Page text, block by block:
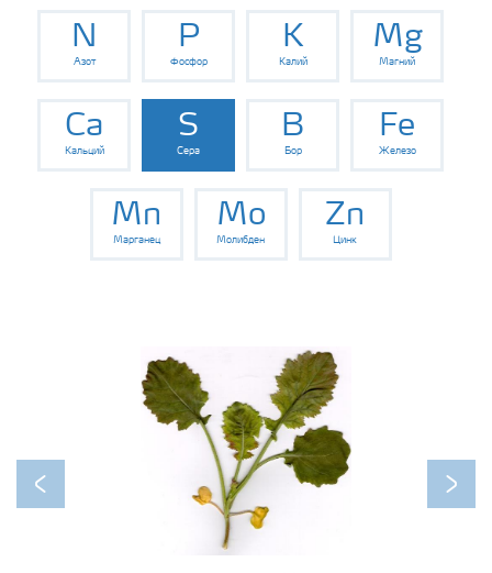
Хранение удобрений и их безопасность
N
Азот
P
Фосфор
K
Калий
Mg
Магний
Ca
Кальций
S
Сера
B
Бор
Fe
Железо
Mn
Марганец
Mo
Молибден
Zn
Цинк
Previous Next